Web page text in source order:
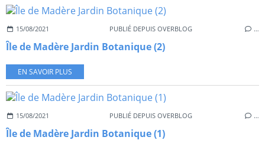
15/08/2021 PUBLIÉ DEPUIS OVERBLOG …
Île de Madère Jardin Botanique (2)
EN SAVOIR PLUS
15/08/2021 PUBLIÉ DEPUIS OVERBLOG …
Île de Madère Jardin Botanique (1)